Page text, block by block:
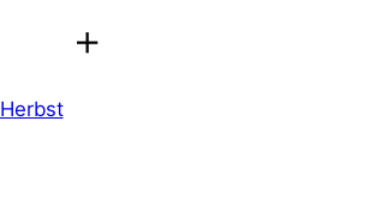
Herbst